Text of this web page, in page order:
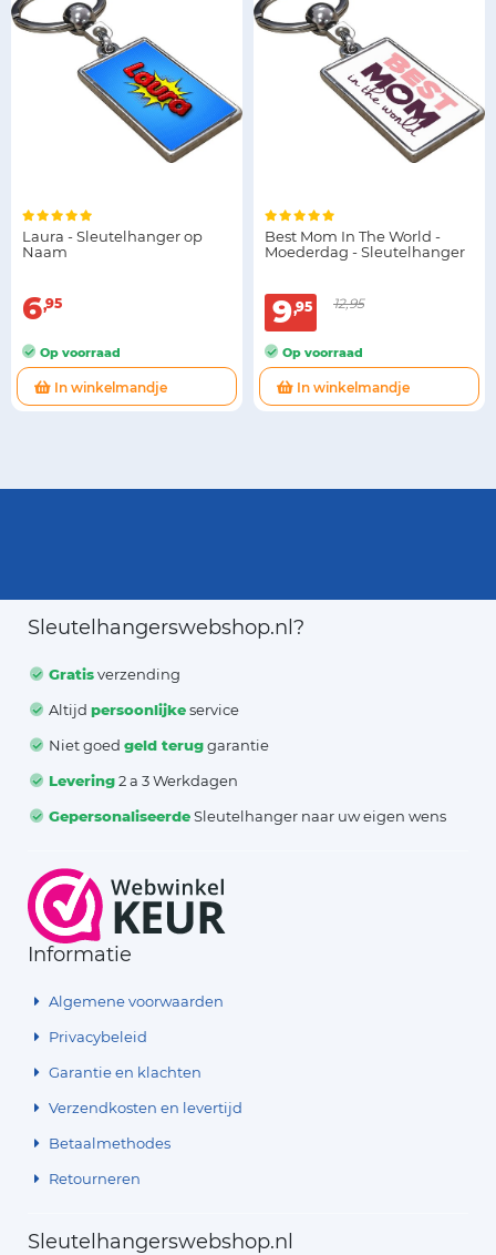
Laura - Sleutelhanger op
Naam
6 95
Op voorraad
In winkelmandje
Best Mom In The World -
Moederdag - Sleutelhanger
9 95 12,95
Op voorraad
In winkelmandje
Sleutelhangerswebshop.nl?
Gratisverzending
Altijdpersoonlijkeservice
Niet goedgeld teruggarantie
Levering2 a 3 Werkdagen
GepersonaliseerdeSleutelhanger naar uw eigen wens
Informatie
Algemene voorwaarden
Privacybeleid
Garantie en klachten
Verzendkosten en levertijd
Betaalmethodes
Retourneren
Sleutelhangerswebshop.nl